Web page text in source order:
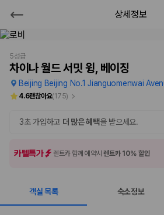
차이나 월드 서밋 윙,
2000만 이용고객이 선택한 제주 렌트카 가격
제주렌트카 가격비교는 카모
상세정보
5성급
차이나 월드 서밋 윙, 베이징
Beijing Beijing No.1 Jianguomenwai
4.6괜찮아요(175)
3초 가입하고 더 많은 혜택을 받으세요.
카텔특가 렌트카 함께 예약시렌트카 10% 할인
객실 목록 숙소정보